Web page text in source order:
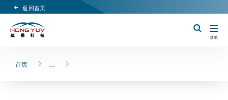
返回首页
Header Logo
切换搜索
菜单
首页 …